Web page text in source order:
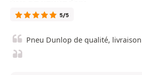
5/5
Pneu Dunlop de qualité,